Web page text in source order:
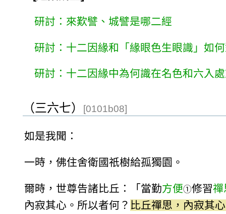
研討：來歎譬、城譬是哪二經
研討：十二因緣和「緣眼色生眼識」如
研討：十二因緣中為何識在名色和六入
（三六七） [0101b08]
如是我聞：
一時，佛住舍衛國祇樹給孤獨園。
爾時，世尊告諸比丘：「當勤方便①修習禪
內寂其心。所以者何？ 比丘禪思，內寂其